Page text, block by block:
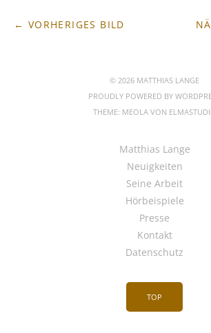
← VORHERIGES BILD
© 2026 MATTHIAS LANGE
PROUDLY POWERED BY
THEME: MEOLA VON
Matthias Lange
Neuigkeiten
Seine Arbeit
Hörbeispiele
Presse
Kontakt
Datenschutz
TOP